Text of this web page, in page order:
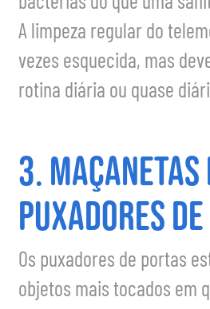
A limpeza regular do
vezes esquecida, mas
rotina diária ou quase
3. Maçanetas
puxadores
Os puxadores de portas
objetos mais tocados em